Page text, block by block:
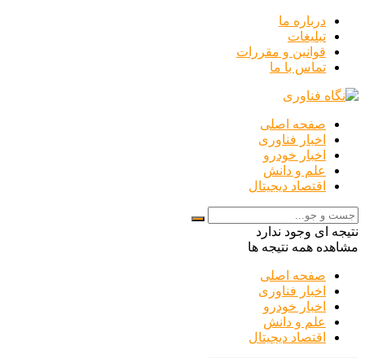
درباره ما
تبلیغات
قوانین و مقررات
تماس با ما
صفحه اصلی
اخبار فناوری
اخبار خودرو
علم و دانش
اقتصاد دیجیتال
نتیجه ای وجود ندارد
مشاهده همه نتیجه ها
صفحه اصلی
اخبار فناوری
اخبار خودرو
علم و دانش
اقتصاد دیجیتال